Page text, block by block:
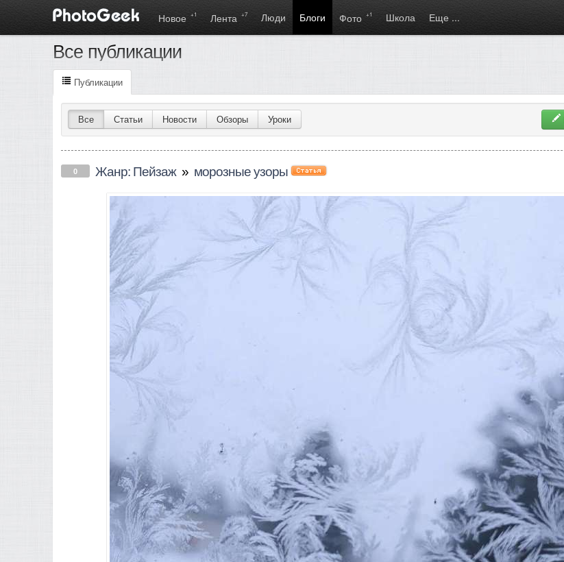
Новое +1 Лента +7 Люди Блоги Фото +1 Школа Еще ...
Все публикации
Публикации
Все Статьи Новости Обзоры Уроки
0 Жанр: Пейзаж » морозные узоры